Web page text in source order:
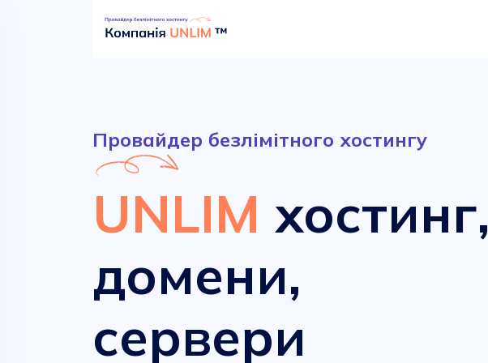
Провайдер безлімітного хостингу
UNLIM хостинг,
домени,
сервери
Сучасні домени
161.00 грн.
Безлімітний хостинг
52.90 грн.